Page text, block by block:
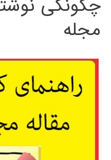
چگونگی
مجله